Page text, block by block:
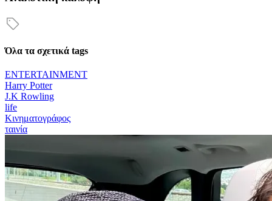
Όλα τα σχετικά tags
ENTERTAINMENT
Harry Potter
J.K Rowling
life
Κινηματογράφος
ταινία